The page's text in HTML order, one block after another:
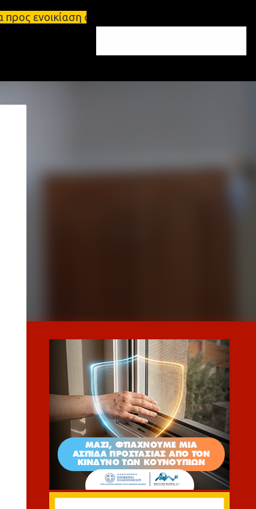
στη Σπάρτη Ενοικιάσεις διαμερισμάτων